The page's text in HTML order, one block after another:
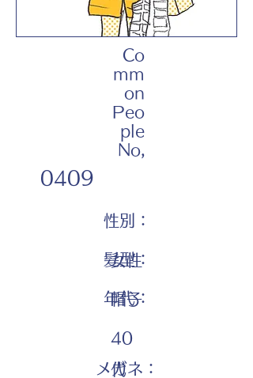
Co
mm
on
Peo
ple
No,
0409
性別：
女性
髪型：
帽子
年代：
40
代
メガネ：